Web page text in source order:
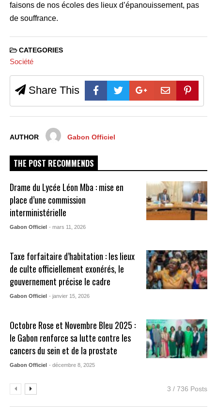
faisons de nos écoles des lieux d’épanouissement, pas
de souffrance.
CATEGORIES
Société
Share This
AUTHOR Gabon Officiel
THE POST RECOMMENDS
Drame du Lycée Léon Mba : mise en
place d’une commission
interministérielle
Gabon Officiel - mars 11, 2026
Taxe forfaitaire d’habitation : les lieux
de culte officiellement exonérés, le
gouvernement précise le cadre
Gabon Officiel - janvier 15, 2026
Octobre Rose et Novembre Bleu 2025 :
le Gabon renforce sa lutte contre les
cancers du sein et de la prostate
Gabon Officiel - décembre 8, 2025
3 / 736 Posts